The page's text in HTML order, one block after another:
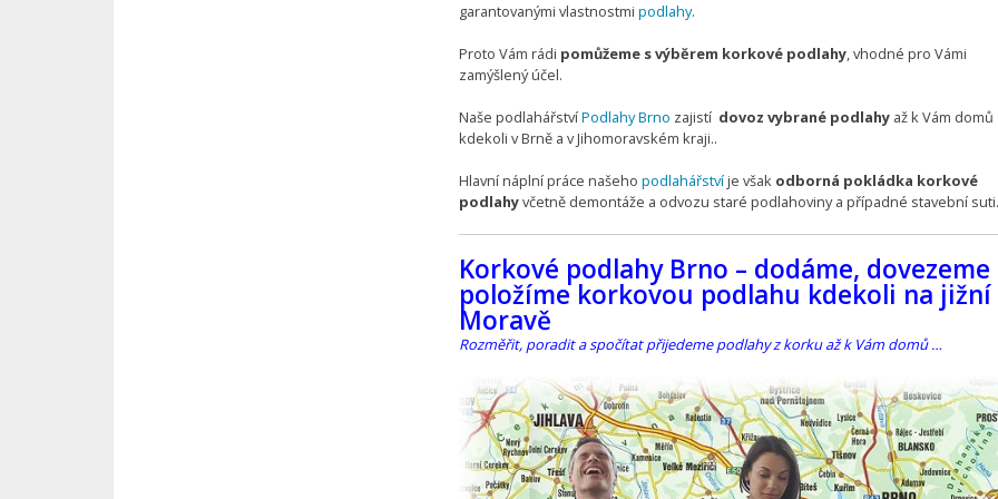
garantovanými vlastnostmi podlahy.
Proto Vám rádi pomůžeme s výběrem korkové podlahy, vhodné pro Vámi
zamýšlený účel.
Naše podlahářstvíPodlahy Brno zajistí dovoz vybrané podlahy až k Vám domů
kdekoli v Brně a v Jihomoravském kraji..
Hlavní náplní práce našeho podlahářstvíje však odborná pokládka korkové
podlahyvčetně demontáže a odvozu staré podlahoviny a případné stavební suti.
Korkové podlahy Brno – dodáme, dovezeme
položíme korkovou podlahu kdekoli na jižní
Moravě
Rozměřit, poradit a spočítat přijedeme podlahy z korku až k Vám domů …